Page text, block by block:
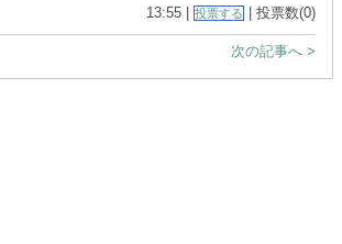
13:55 | 投票する | 投票数(0)
次の記事へ >